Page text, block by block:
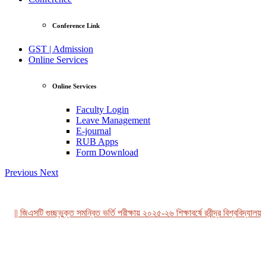
Conference Link
GST | Admission
Online Services
Online Services
Faculty Login
Leave Management
E-journal
RUB Apps
Form Download
Previous Next
|| জিএসটি গুচ্ছভুক্ত সমন্বিত ভর্তি পরীক্ষায় ২০২৫-২৬ শিক্ষাবর্ষে রবীন্দ্র